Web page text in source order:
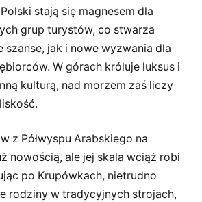
stają się magnesem dla
grup turystów, co stwarza
szanse, jak i nowe wyzwania dla
W górach króluje luksus i
kulturą, nad morzem zaś liczy
z Półwyspu Arabskiego na
nowością, ale jej skala wciąż robi
po Krupówkach, nietrudno
rodziny w tradycyjnych strojach,